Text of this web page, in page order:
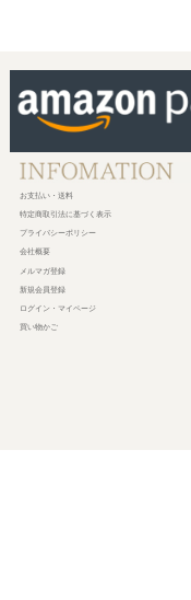
お支払い・送料
特定商取引法に基づく表示
プライバシーポリシー
会社概要
メルマガ登録
新規会員登録
ログイン・マイページ
買い物かご